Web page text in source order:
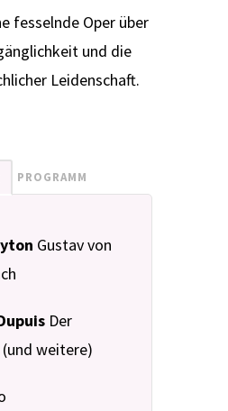
fesselnde Oper über
und die
Leidenschaft.
PROGRAMM
Gustav von
Der
(und weitere)